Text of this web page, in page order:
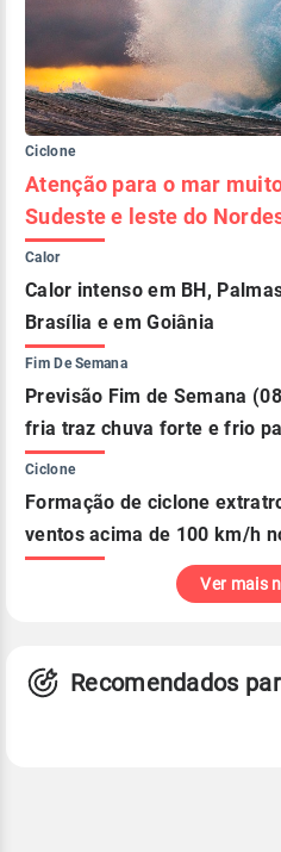
Ciclone
Atenção para o mar
Sudeste e leste do
Calor
Calor intenso em BH,
Brasília e em Goiânia
Fim De Semana
Previsão Fim de Semana
fria traz chuva forte e frio
Ciclone
Formação de ciclone
ventos acima de 100 km/h
Ver mais
Recomendados